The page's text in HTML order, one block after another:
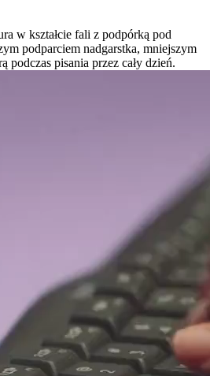
w kształcie fali z podpórką pod
podparciem nadgarstka, mniejszym
podczas pisania przez cały dzień.